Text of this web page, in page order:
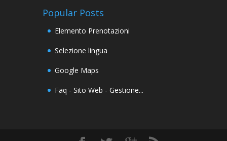
Popular Posts
Elemento Prenotazioni
Selezione lingua
Google Maps
Faq - Sito Web - Gestione...